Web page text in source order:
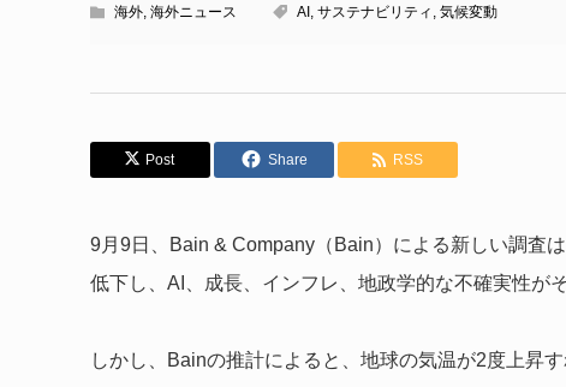
海外, 海外ニュース AI , サステナビリティ , 気候変動
Post Share RSS
9月9日、Bain & Company（Bain）による新しい調査
低下し、AI、成長、インフレ、地政学的な不確実性が
しかし、Bainの推計によると、地球の気温が2度上昇